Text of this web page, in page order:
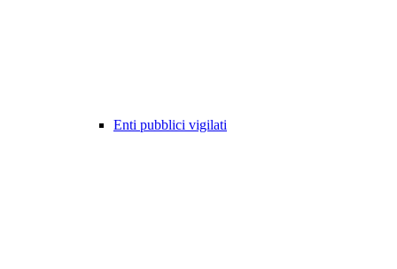
Enti pubblici vigilati